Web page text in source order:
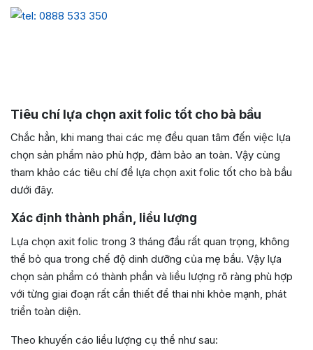
Tiêu chí lựa chọn axit folic tốt cho bà bầu
Chắc hẳn, khi mang thai các mẹ đều quan tâm đến việc lựa
chọn sản phẩm nào phù hợp, đảm bảo an toàn. Vậy cùng
tham khảo các tiêu chí để lựa chọn axit folic tốt cho bà bầu
dưới đây.
Xác định thành phần, liều lượng
Lựa chọn axit folic trong 3 tháng đầu rất quan trọng, không
thể bỏ qua trong chế độ dinh dưỡng của mẹ bầu. Vậy lựa
chọn sản phẩm có thành phần và liều lượng rõ ràng phù hợp
với từng giai đoạn rất cần thiết để thai nhi khỏe mạnh, phát
triển toàn diện.
Theo khuyến cáo liều lượng cụ thể như sau: